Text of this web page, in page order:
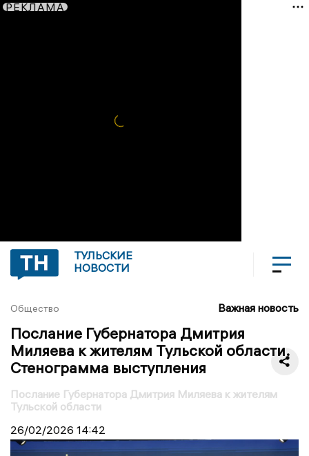
РЕКЛАМА
ТУЛЬСКИЕ
НОВОСТИ
Общество Важная новость
Послание Губернатора Дмитрия
Миляева к жителям Тульской области.
Стенограмма выступления
Послание Губернатора Дмитрия Миляева к жителям
Тульской области
26/02/2026 14:42